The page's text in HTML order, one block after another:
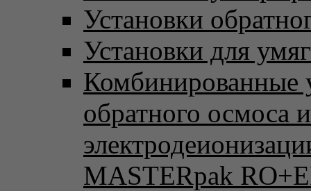
Установки
Установки для
Комбинированные
обратного осмоса и
MASTERpak